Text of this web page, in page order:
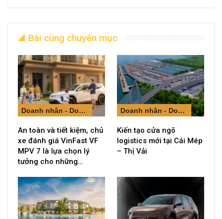
Bài cùng chuyên mục
Doanh nhân - Doanh nghiệp
An toàn và tiết kiệm, chủ
xe đánh giá VinFast VF
MPV 7 là lựa chọn lý
tưởng cho những…
Doanh nhân - Doanh nghiệp
Kiến tạo cửa ngõ
logistics mới tại Cái Mép
– Thị Vải